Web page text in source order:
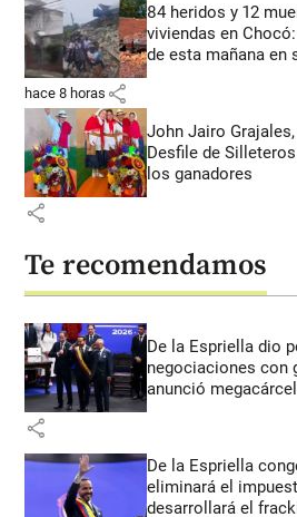
84 heridos y 12
viviendas en
de esta mañana en
hace 8 horas share
John Jairo
Desfile de
los ganadores
share
Te recomendamos
De la Espriella dio
negociaciones con
anunció
share
De la Espriella
eliminará el
desarrollará el